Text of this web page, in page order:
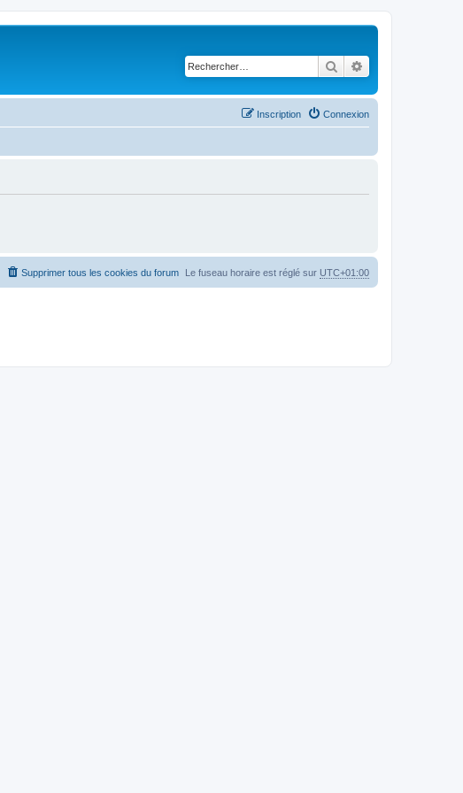
Rechercher
Connexion
Inscription
Le fuseau horaire est réglé sur UTC+01:00
Supprimer tous les cookies du forum